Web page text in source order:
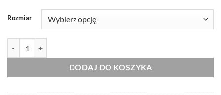
Rozmiar
DODAJ DO KOSZYKA